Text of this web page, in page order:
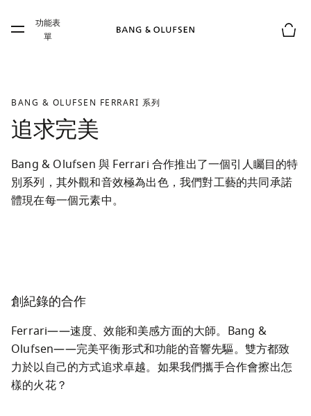
Skip to main footer
功能表
單
BANG & OLUFSEN FERRARI 系列
追求完美
Bang & Olufsen 與 Ferrari 合作推出了一個引人矚目的特
別系列，其外觀和音效極為出色，我們對工藝的共同承諾
體現在每一個元素中。
創紀錄的合作
Ferrari——速度、效能和美感方面的大師。Bang &
Olufsen——完美平衡形式和功能的音響先驅。雙方都致
力於以自己的方式追求卓越。如果我們攜手合作會擦出怎
樣的火花？